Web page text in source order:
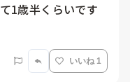
1歳半くらいです
いいね 1